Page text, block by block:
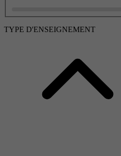
TYPE D'ENSEIGNEMENT